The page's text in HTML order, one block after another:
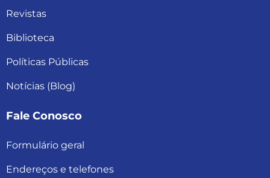
Revistas
Biblioteca
Políticas Públicas
Notícias (Blog)
Fale Conosco
Formulário geral
Endereços e telefones